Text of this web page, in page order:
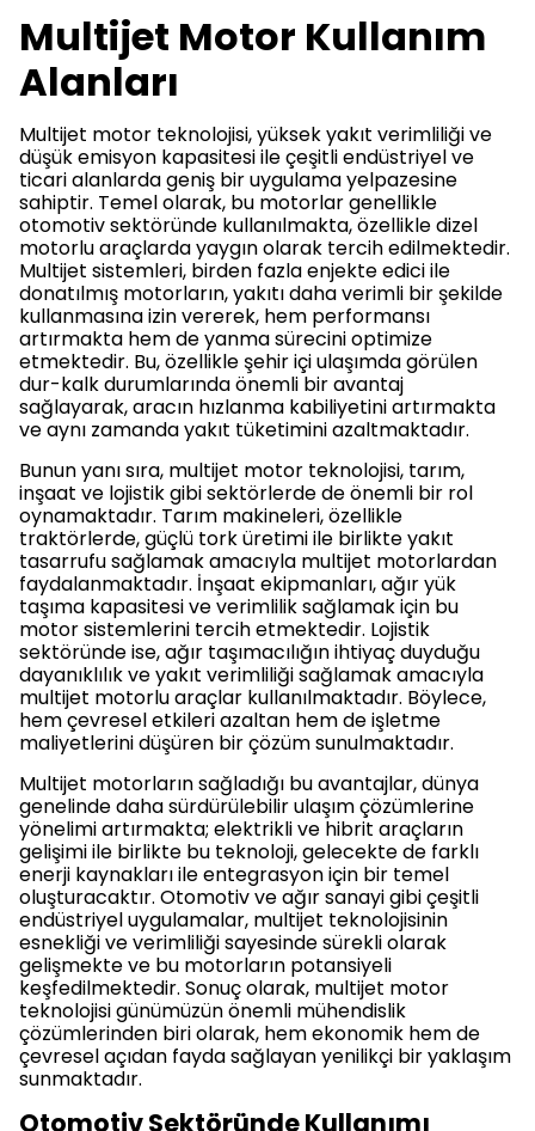
Multijet Motor Kullanım
Alanları
Multijet motor teknolojisi, yüksek yakıt verimliliği ve
düşük emisyon kapasitesi ile çeşitli endüstriyel ve
ticari alanlarda geniş bir uygulama yelpazesine
sahiptir. Temel olarak, bu motorlar genellikle
otomotiv sektöründe kullanılmakta, özellikle dizel
motorlu araçlarda yaygın olarak tercih edilmektedir.
Multijet sistemleri, birden fazla enjekte edici ile
donatılmış motorların, yakıtı daha verimli bir şekilde
kullanmasına izin vererek, hem performansı
artırmakta hem de yanma sürecini optimize
etmektedir. Bu, özellikle şehir içi ulaşımda görülen
dur-kalk durumlarında önemli bir avantaj
sağlayarak, aracın hızlanma kabiliyetini artırmakta
ve aynı zamanda yakıt tüketimini azaltmaktadır.
Bunun yanı sıra, multijet motor teknolojisi, tarım,
inşaat ve lojistik gibi sektörlerde de önemli bir rol
oynamaktadır. Tarım makineleri, özellikle
traktörlerde, güçlü tork üretimi ile birlikte yakıt
tasarrufu sağlamak amacıyla multijet motorlardan
faydalanmaktadır. İnşaat ekipmanları, ağır yük
taşıma kapasitesi ve verimlilik sağlamak için bu
motor sistemlerini tercih etmektedir. Lojistik
sektöründe ise, ağır taşımacılığın ihtiyaç duyduğu
dayanıklılık ve yakıt verimliliği sağlamak amacıyla
multijet motorlu araçlar kullanılmaktadır. Böylece,
hem çevresel etkileri azaltan hem de işletme
maliyetlerini düşüren bir çözüm sunulmaktadır.
Multijet motorların sağladığı bu avantajlar, dünya
genelinde daha sürdürülebilir ulaşım çözümlerine
yönelimi artırmakta; elektrikli ve hibrit araçların
gelişimi ile birlikte bu teknoloji, gelecekte de farklı
enerji kaynakları ile entegrasyon için bir temel
oluşturacaktır. Otomotiv ve ağır sanayi gibi çeşitli
endüstriyel uygulamalar, multijet teknolojisinin
esnekliği ve verimliliği sayesinde sürekli olarak
gelişmekte ve bu motorların potansiyeli
keşfedilmektedir. Sonuç olarak, multijet motor
teknolojisi günümüzün önemli mühendislik
çözümlerinden biri olarak, hem ekonomik hem de
çevresel açıdan fayda sağlayan yenilikçi bir yaklaşım
sunmaktadır.
Otomotiv Sektöründe Kullanımı